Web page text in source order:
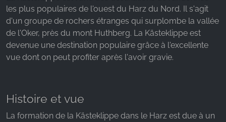
les plus populaires de l'ouest du Harz du Nord. Il s'agit
d'un groupe de rochers étranges qui surplombe la vallée
de l'Oker, près du mont Huthberg. La Kästeklippe est
devenue une destination populaire grâce à l'excellente
vue dont on peut profiter après l'avoir gravie.
Histoire et vue
La formation de la Kästeklippe dans le Harz est due à un
Name:
_fbp, fr, _fbq, fbq
Provider:
Facebook Ireland Ltd.
3 mois - 1 an